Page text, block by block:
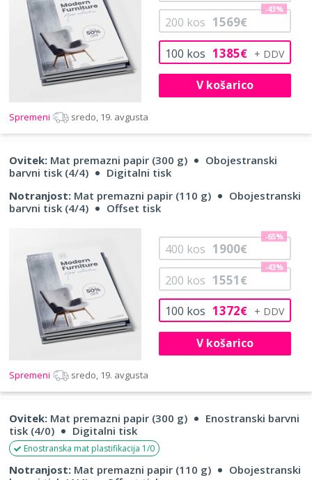
100 kos 1385€
200 kos 1569€
-43%
V košarico
Spremeni sredo, 19. avgusta
Ovitek: Mat premazni papir (300 g)
Obojestranski
barvni tisk (4/4)
Digitalni tisk
Notranjost: Mat premazni papir (110 g)
Obojestranski
barvni tisk (4/4)
Offset tisk
100 kos 1372€
200 kos 1551€
-43%
400 kos 1900€
-65%
V košarico
Spremeni sredo, 19. avgusta
Ovitek: Mat premazni papir (300 g)
Enostranski barvni
tisk (4/0)
Digitalni tisk
Enostranska mat plastifikacija 1/0
Notranjost: Mat premazni papir (110 g)
Obojestranski